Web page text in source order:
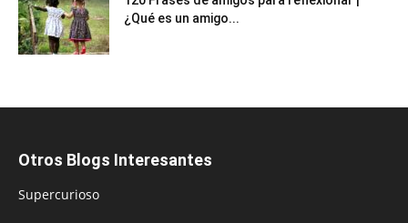
¿Qué es un amigo...
Otros Blogs Interesantes
Supercurioso